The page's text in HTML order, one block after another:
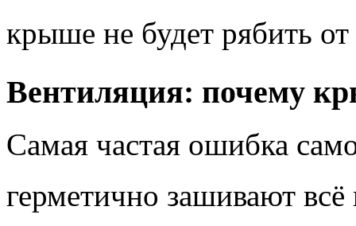
крыше не будет рябить
Вентиляция: почему
Самая частая ошибка
герметично зашивают